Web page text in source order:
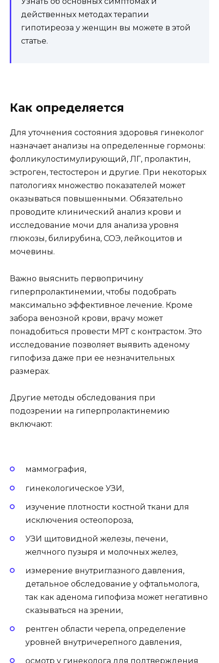
действенных методах терапии
гипотиреоза у женщин вы можете в этой
статье.
Как определяется
Для уточнения состояния здоровья гинеколог
назначает анализы на определенные гормоны:
фолликулостимулирующий, ЛГ, пролактин,
эстроген, тестостерон и другие. При некоторых
патологиях множество показателей может
оказываться повышенными. Обязательно
проводите клинический анализ крови и
исследование мочи для анализа уровня
глюкозы, билирубина, СОЭ, лейкоцитов и
мочевины.
Важно выяснить первопричину
гиперпролактинемии, чтобы подобрать
максимально эффективное лечение. Кроме
забора венозной крови, врачу может
понадобиться провести МРТ с контрастом. Это
исследование позволяет выявить аденому
гипофиза даже при ее незначительных
размерах.
Другие методы обследования при
подозрении на гиперпролактинемию
включают:
маммография,
гинекологическое УЗИ,
изучение плотности костной ткани для
исключения остеопороза,
УЗИ щитовидной железы, печени,
желчного пузыря и молочных желез,
измерение внутриглазного давления,
детальное обследование у офтальмолога,
так как аденома гипофиза может негативно
сказываться на зрении,
рентген области черепа, определение
уровней внутричерепного давления,
осмотр у гинеколога для подтверждения